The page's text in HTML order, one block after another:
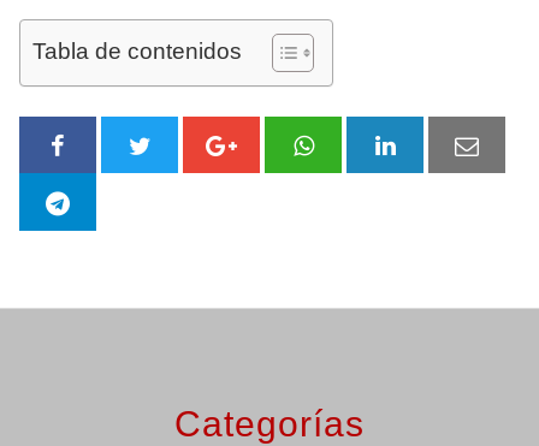
Tabla de contenidos
Categorías